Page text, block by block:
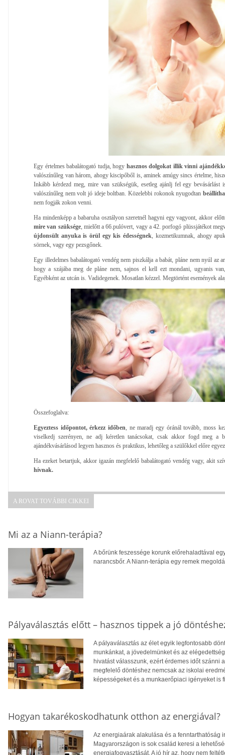
Egy értelmes babalátogató tudja, hogy hasznos dolgokat illik vinni
valószínűleg van három, ahogy kiscipőből is, aminek amúgy sincs értelme,
Inkább kérdezd meg, mire van szükségük, esetleg ajánlj fel egy bevásárlást
valószínűleg nem volt jó ideje boltban. Közelebbi rokonok nyugodtan
nem fogják zokon venni.
Ha mindenképp a babaruha osztályon szeretnél hagyni egy vagyont, akkor
mire van szüksége, mielőtt a 66.pulóvert, vagy a 42. porfogó plüssjátékot
újdonsült anyuka is örül egy kis édességnek , kozmetikumnak, ahogy
sörnek, vagy egy pezsgőnek.
Egy illedelmes babalátogató vendég nem piszkálja a babát, pláne nem nyúl az
hogy a szájába meg de pláne nem, sajnos el kell ezt mondani, ugyanis
Egyébként az utcán is. Vadidegenek. Mosatlan kézzel. Megtörtént események
Összefoglalva:
Egyeztess időpontot, érkezz időben , ne maradj egy óránál tovább, moss
viselkedj szerényen, ne adj kéretlen tanácsokat, csak akkor fogd meg a
ajándékvásárlásod legyen hasznos és praktikus, lehetőleg a szülőkkel előre
Ha ezeket betartjuk, akkor igazán megfelelő babalátogató vendég vagy, akit
hívnak.
A ROVAT TOVÁBBI CIKKEI
Mi az a Niann-terápia?
A bőrünk feszessége korunk előrehaladtával
narancsbőr. A Niann-terápia egy remek
Pályaválasztás előtt – hasznos tippek a jó
A pályaválasztás az élet egyik legfontosabb
munkánkat, a jövedelmünket és az
hivatást válasszunk, ezért érdemes időt szánni
megfelelő döntéshez nemcsak az iskolai
képességeket és a munkaerőpiaci igényeket is
Hogyan takarékoskodhatunk otthon az energiával?
Az energiaárak alakulása és a fenntarthatóság
Magyarországon is sok család keresi a
energiafogyasztását. A jó hír az, hogy nem